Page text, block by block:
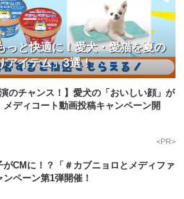
っと快適に！愛犬・愛猫を夏の
アイテム」3選！
演のチャンス！】愛犬の「おいしい顔」が
メディコート動画投稿キャンペーン開
<PR>
がCMに！？「＃カブニョロとメディファ
ンペーン第1弾開催！